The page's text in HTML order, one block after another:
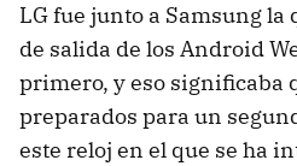
LG fue junto a Samsung la
de salida de los Android
primero, y eso significaba
preparados para un
este reloj en el que se ha